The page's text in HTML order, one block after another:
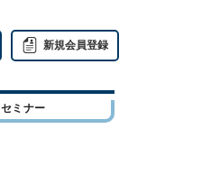
新規会員登録
セミナー